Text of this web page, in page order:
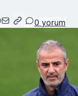
0 yorum